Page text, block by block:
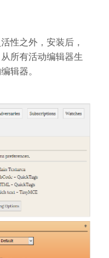
性之外，安装后，
所有活动编辑器生
辑器。